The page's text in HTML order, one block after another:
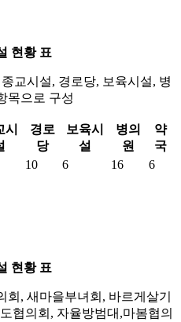
현황 표
교시설, 경로당, 보육시설, 병
목으로 구성
시
경로
당
보육시
설
병의
원
약
국
10 6 16 6
현황 표
, 새마을부녀회, 바르게살기
협의회, 자율방범대,마봄협의